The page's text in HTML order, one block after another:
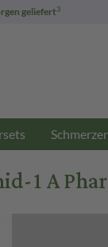
geliefert3
1 A